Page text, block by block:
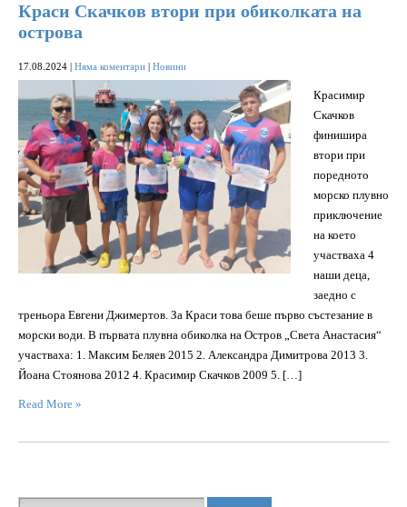
Краси Скачков втори при обиколката на
острова
17.08.2024 | Няма коментари | Новини
Красимир
Скачков
финишира
втори при
поредното
морско плувно
приключение
на което
участваха 4
наши деца,
заедно с
треньора Евгени Джимертов. За Краси това беше първо състезание в
морски води. В първата плувна обиколка на Остров „Света Анастасия“
участваха: 1. Максим Беляев 2015 2. Александра Димитрова 2013 3.
Йоана Стоянова 2012 4. Красимир Скачков 2009 5. […]
Read More »